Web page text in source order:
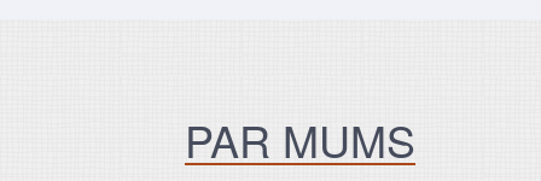
PAR MUMS